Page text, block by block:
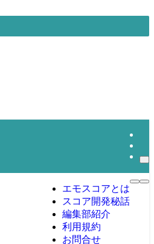
エモスコアとは
スコア開発秘話
編集部紹介
利用規約
お問合せ